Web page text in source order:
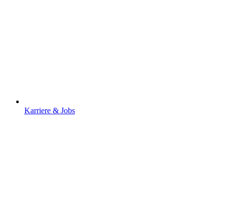
Karriere & Jobs